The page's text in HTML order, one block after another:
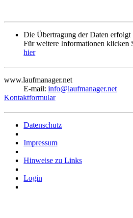
Die Übertragung der Daten erfolgt
Für weitere Informationen klicken
hier
www.laufmanager.net
E-mail: info@laufmanager.net
Kontaktformular
Datenschutz
Impressum
Hinweise zu Links
Login